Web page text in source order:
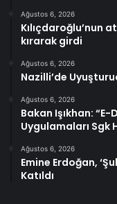
Ağustos 6, 2026
Kılıçdaroğlu’nun
kırarak girdi
Ağustos 6, 2026
Nazilli’de
Ağustos 6, 2026
Bakan Işıkhan: “E-
Uygulamaları Sgk
Ağustos 6, 2026
Emine Erdoğan,
Katıldı